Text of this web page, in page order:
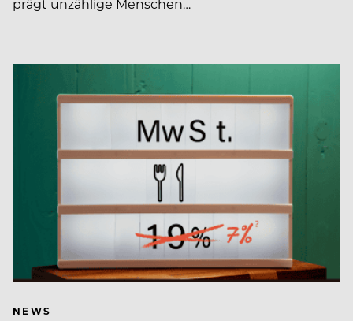
prägt unzählige Menschen…
NEWS